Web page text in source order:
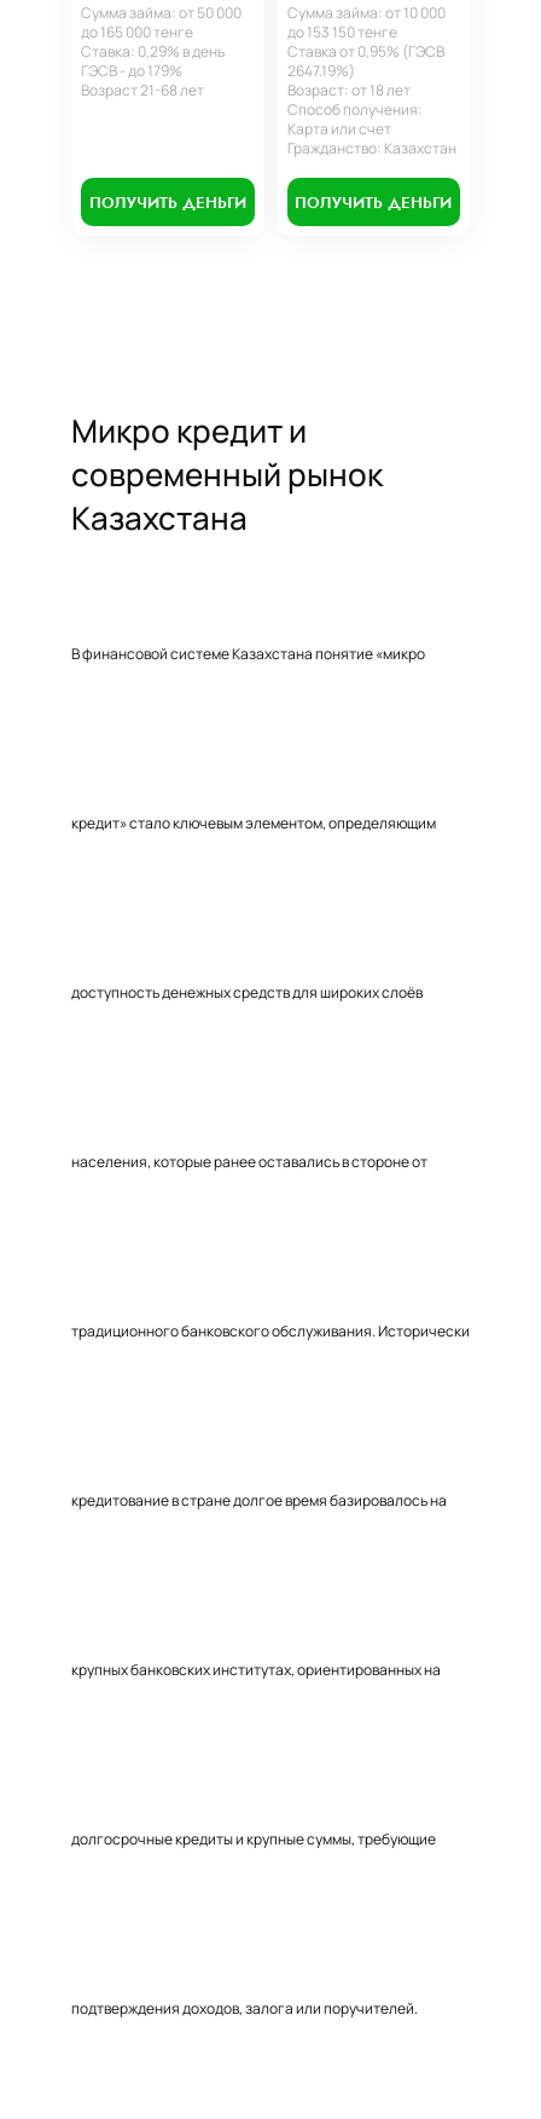
Сумма займа: от 50 000
до 165 000 тенге
Ставка: 0,29% в день
ГЭСВ - до 179%
Возраст 21-68 лет
ПОЛУЧИТЬ ДЕНЬГИ
Сумма займа: от 10 000
до 153 150 тенге
Ставка от 0,95% (ГЭСВ
2647.19%)
Возраст: от 18 лет
Способ получения:
Карта или счет
Гражданство: Казахстан
ПОЛУЧИТЬ ДЕНЬГИ
Микро кредит и
современный рынок
Казахстана
В финансовой системе Казахстана понятие «микро
кредит» стало ключевым элементом, определяющим
доступность денежных средств для широких слоёв
населения, которые ранее оставались в стороне от
традиционного банковского обслуживания. Исторически
кредитование в стране долгое время базировалось на
крупных банковских институтах, ориентированных на
долгосрочные кредиты и крупные суммы, требующие
подтверждения доходов, залога или поручителей.